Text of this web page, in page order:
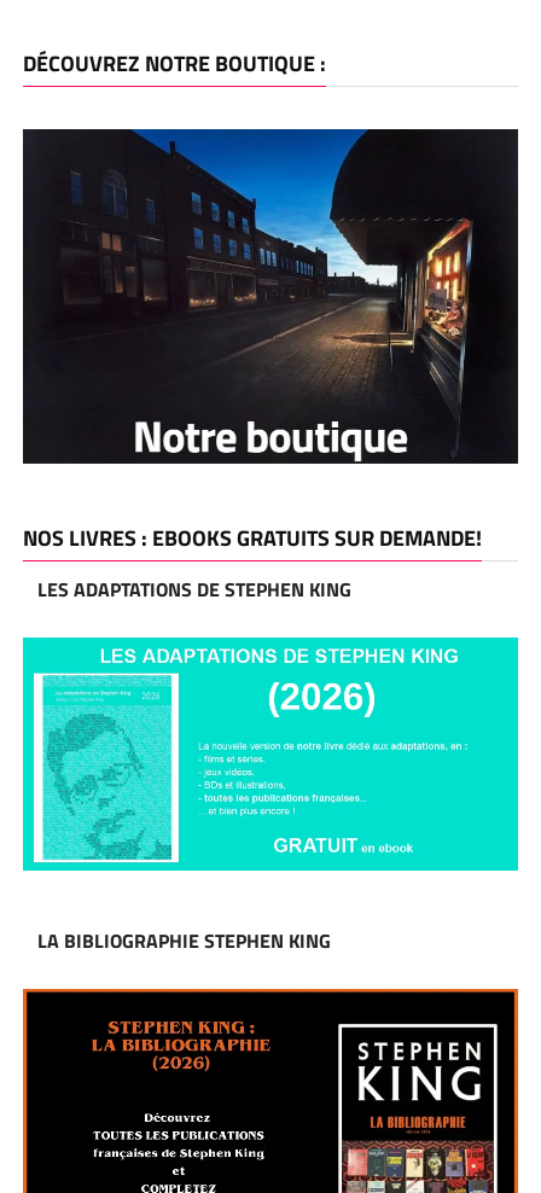
DÉCOUVREZ NOTRE BOUTIQUE :
NOS LIVRES : EBOOKS GRATUITS SUR DEMANDE!
LES ADAPTATIONS DE STEPHEN KING
LA BIBLIOGRAPHIE STEPHEN KING